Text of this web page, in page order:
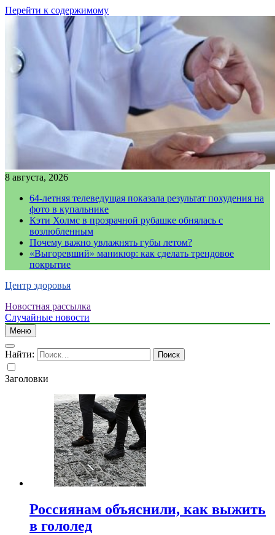
Перейти к содержимому
8 августа, 2026
64-летняя телеведущая показала результат похудения на
фото в купальнике
Кэти Холмс в прозрачной рубашке обнялась с
возлюбленным
Почему важно увлажнять губы летом?
«Выгоревший» маникюр: как сделать трендовое
покрытие
Центр здоровья
Новостная рассылка
Случайные новости
Меню
Найти:
Заголовки
Россиянам объяснили, как выжить
в гололед